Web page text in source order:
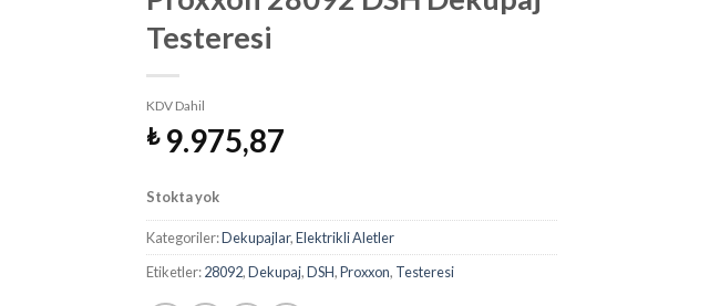
Testeresi
KDV Dahil
₺9.975,87
Stokta yok
Kategoriler:Dekupajlar,Elektrikli Aletler
Etiketler:28092,Dekupaj,DSH,Proxxon, Testeresi